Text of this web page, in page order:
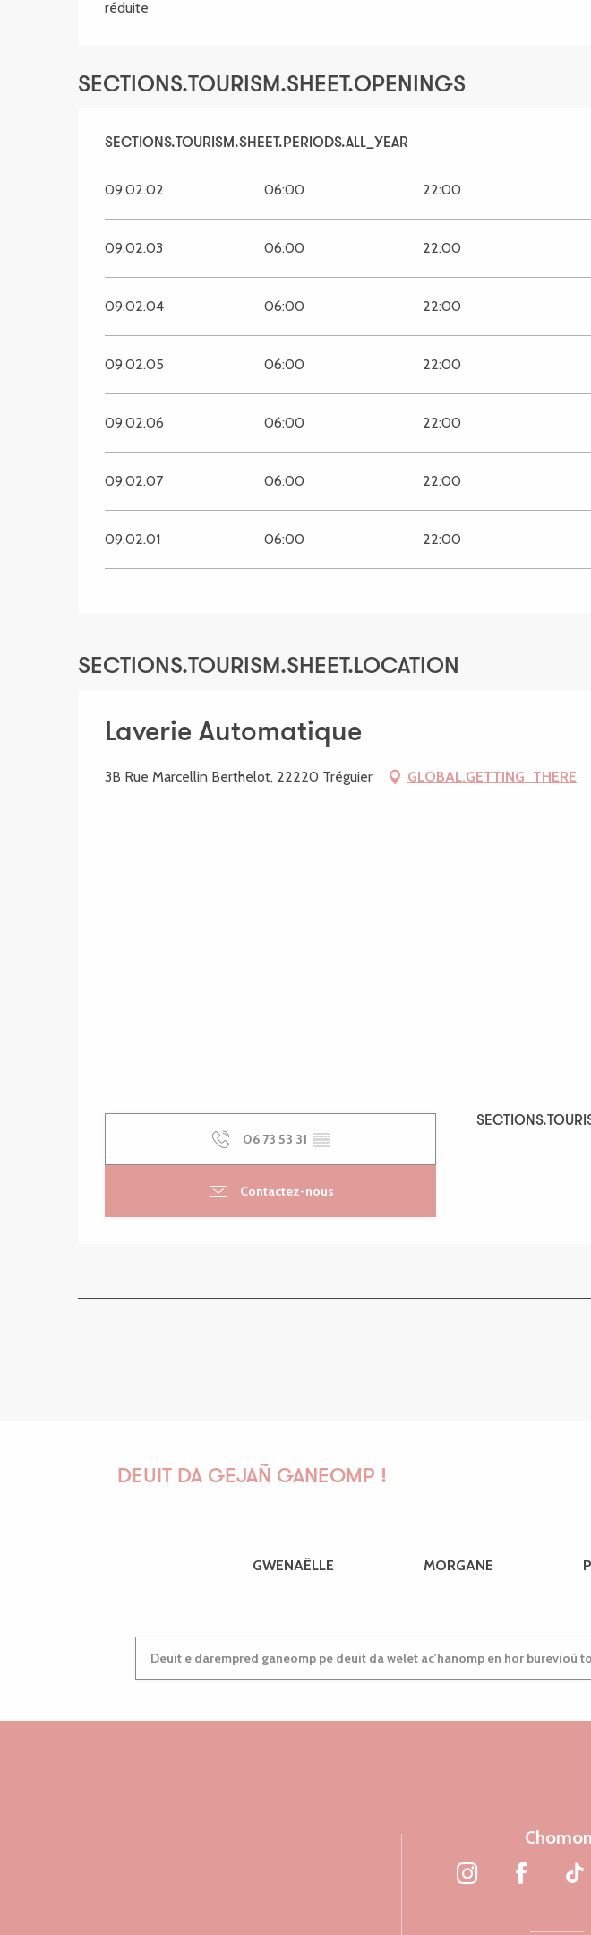
réduite
SECTIONS.TOURISM.SHEET.OPENINGS
SECTIONS.TOURISM.SHEET.PERIODS.ALL_YEAR
SECTIONS.TOURISM.SHEET.PERIODS.ALL_YEAR
09.02.02 06:00 22:00
09.02.03 06:00 22:00
09.02.04 06:00 22:00
09.02.05 06:00 22:00
09.02.06 06:00 22:00
09.02.07 06:00 22:00
09.02.01 06:00 22:00
SECTIONS.TOURISM.SHEET.LOCATION
Laverie Automatique
3B Rue Marcellin Berthelot, 22220 Tréguier GLOBAL.GETTING_THERE
06 73 53 31 ▒▒
Contactez-nous
DEUIT DA GEJAÑ GANEOMP !
GWENAËLLE MORGANE
Deuit e darempred ganeomp pe deuit da welet ac'hanomp en hor burevioù